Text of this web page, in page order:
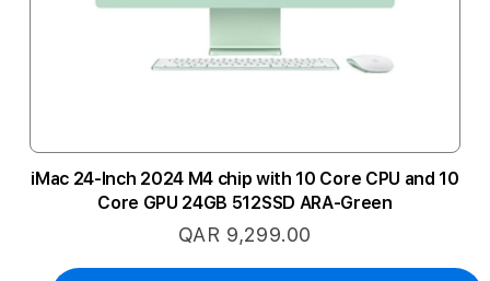
iMac 24-Inch 2024 M4 chip with 10 Core CPU and 10
Core GPU 24GB 512SSD ARA-Green
QAR 9,299.00